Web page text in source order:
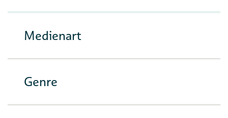
Medienart
Genre